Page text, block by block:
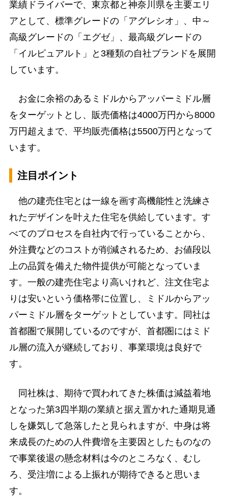
業績ドライバーで、東京都と神奈川県を主要エリ
アとして、標準グレードの「アグレシオ」、中～
高級グレードの「エグゼ」、最高級グレードの
「イルピュアルト」と3種類の自社ブランドを展開
しています。
お金に余裕のあるミドルからアッパーミドル層
をターゲットとし、販売価格は4000万円から8000
万円超えまで、平均販売価格は5500万円となって
います。
注目ポイント
他の建売住宅とは一線を画す高機能性と洗練さ
れたデザインを叶えた住宅を供給しています。す
べてのプロセスを自社内で行っていることから、
外注費などのコストが削減されるため、お値段以
上の品質を備えた物件提供が可能となっていま
す。一般の建売住宅より高いけれど、注文住宅よ
りは安いという価格帯に位置し、ミドルからアッ
パーミドル層をターゲットとしています。同社は
首都圏で展開しているのですが、首都圏にはミド
ル層の流入が継続しており、事業環境は良好で
す。
同社株は、期待で買われてきた株価は減益着地
となった第3四半期の業績と据え置かれた通期見通
しを嫌気して急落したと見られますが、中身は将
来成長のための人件費増を主要因としたものなの
で事業後退の懸念材料は今のところなく、むし
ろ、受注増による上振れが期待できると思いま
す。